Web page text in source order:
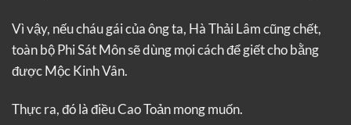
Vì vậy, nếu cháu gái của ông ta, Hà Thải Lâm cũng chết,
toàn bộ Phi Sát Môn sẽ dùng mọi cách để giết cho bằng
được Mộc Kinh Vân.
Thực ra, đó là điều Cao Toản mong muốn.